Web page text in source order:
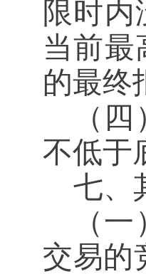
限时
当前最
的最终
（
不低于
七、
（
交易的